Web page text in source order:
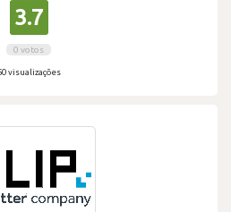
3.7
0 votos
visualizações